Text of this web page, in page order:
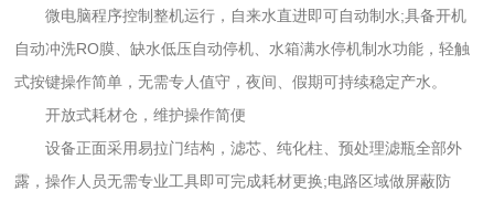
微电脑程序控制整机运行，自来水直进即可自动制水;具备开机
自动冲洗RO膜、缺水低压自动停机、水箱满水停机制水功能，轻触
式按键操作简单，无需专人值守，夜间、假期可持续稳定产水。
开放式耗材仓，维护操作简便
设备正面采用易拉门结构，滤芯、纯化柱、预处理滤瓶全部外
露，操作人员无需专业工具即可完成耗材更换;电路区域做屏蔽防